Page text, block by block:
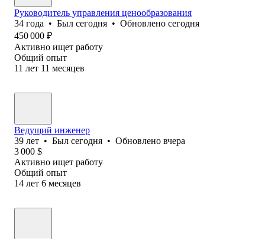
Руководитель управления ценообразования
34 года • Был сегодня • Обновлено сегодня
450 000 ₽
Активно ищет работу
Общий опыт
11 лет 11 месяцев
Ведущий инженер
39 лет • Был сегодня • Обновлено вчера
3 000 $
Активно ищет работу
Общий опыт
14 лет 6 месяцев